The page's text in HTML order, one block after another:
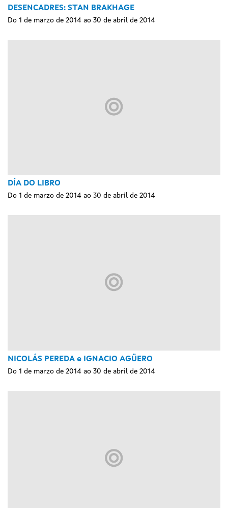
DESENCADRES: STAN BRAKHAGE
Do 1 de marzo de 2014 ao 30 de abril de 2014
DÍA DO LIBRO
Do 1 de marzo de 2014 ao 30 de abril de 2014
NICOLÁS PEREDA e IGNACIO AGÜERO
Do 1 de marzo de 2014 ao 30 de abril de 2014